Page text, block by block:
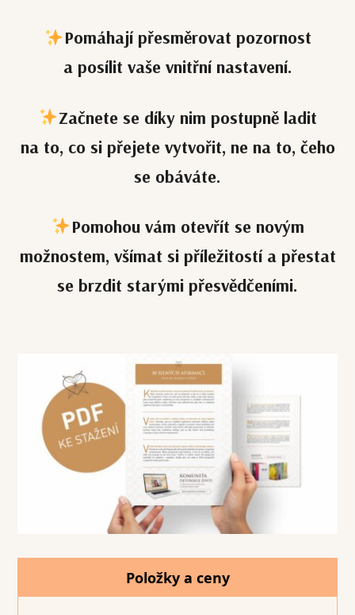
Pomáhají přesměrovat pozornost
a posílit vaše vnitřní nastavení.
️Začnete se díky nim postupně ladit
na to, co si přejete vytvořit, ne na to, čeho
se obáváte.
️Pomohou vám otevřít se novým
možnostem, všímat si příležitostí a přestat
se brzdit starými přesvědčeními.
Položky a ceny